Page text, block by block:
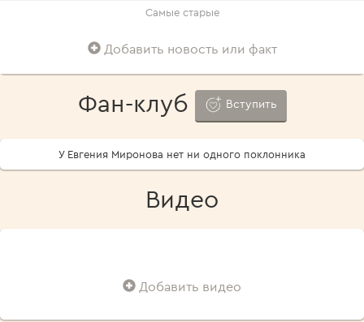
Самые старые
Добавить новость или факт
Фан-клуб Вступить
У Евгения Миронова нет ни одного поклонника
Видео
Добавить видео